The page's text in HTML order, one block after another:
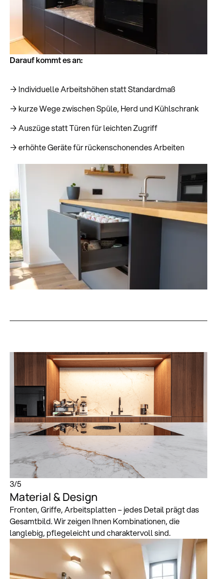
Darauf kommt es an:
→ Individuelle Arbeitshöhen statt Standardmaß
→ kurze Wege zwischen Spüle, Herd und Kühlschrank
→ Auszüge statt Türen für leichten Zugriff
→ erhöhte Geräte für rückenschonendes Arbeiten
3/5
Material & Design
Fronten, Griffe, Arbeitsplatten – jedes Detail prägt das
Gesamtbild. Wir zeigen Ihnen Kombinationen, die
langlebig, pflegeleicht und charaktervoll sind.